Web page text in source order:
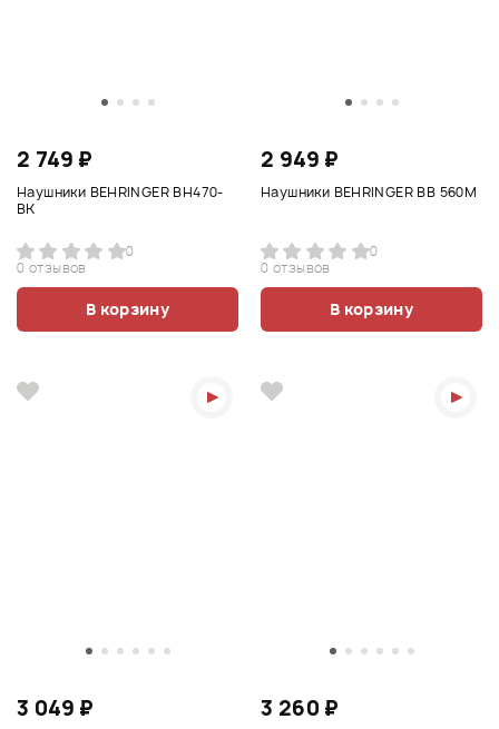
2 749 ₽
Наушники BEHRINGER BH470-
BK
0
0 отзывов
В корзину
2 949 ₽
Наушники BEHRINGER BB 560M
0
0 отзывов
В корзину
3 049 ₽ 3 260 ₽